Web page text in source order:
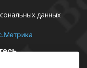
данных